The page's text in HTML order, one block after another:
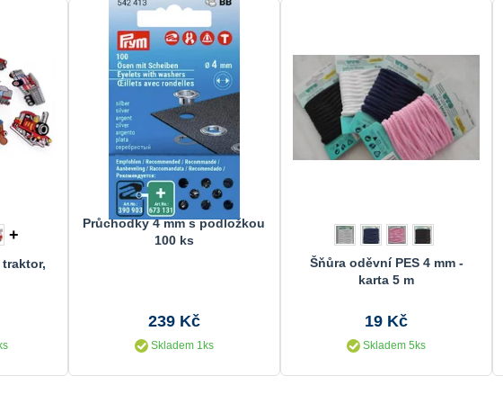
+
Průchodky 4 mm s podložkou
100 ks
239 Kč
Skladem 1ks
Šňůra oděvní PES 4 mm -
karta 5 m
19 Kč
Skladem 5ks